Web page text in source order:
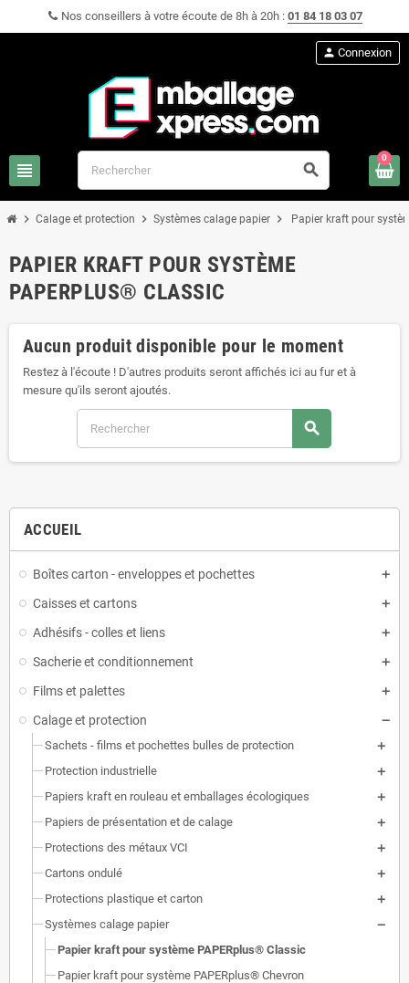
Nos conseillers à votre écoute de 8h à 20h : 01 84 18 03 07
view_headline search
person Connexion
0
chevron_right Calage et protection chevron_right Systèmes calage papier chevron_right Papier kraft pour
ACCUEIL
Boîtes carton - enveloppes et pochettes
Caisses et cartons
Adhésifs - colles et liens
Sacherie et conditionnement
Films et palettes
Calage et protection
Sachets - films et pochettes bulles de protection
Protection industrielle
Papiers kraft en rouleau et emballages écologiques
Papiers de présentation et de calage
Protections des métaux VCI
Cartons ondulé
Protections plastique et carton
Systèmes calage papier
Papier kraft pour système PAPERplus® Classic
Papier kraft pour système PAPERplus® Chevron
PAPIER KRAFT POUR SYSTÈME
PAPERPLUS® CLASSIC
Aucun produit disponible pour le moment
Restez à l'écoute ! D'autres produits seront affichés ici au fur et à
mesure qu'ils seront ajoutés.
search